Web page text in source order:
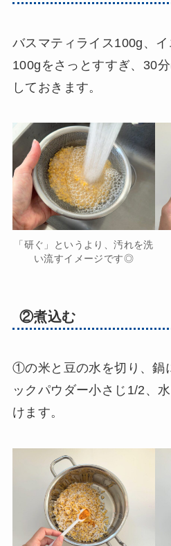
バスマティライス100g、
100gをさっとすすぎ、30
しておきます。
「研ぐ」というより、汚れを洗
い流すイメージです◎
②煮込む
①の米と豆の水を切り、鍋
ックパウダー小さじ1/2、
けます。